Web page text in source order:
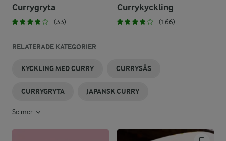
Currygryta
(33)
Currykyckling
(166)
RELATERADE KATEGORIER
KYCKLING MED CURRY CURRYSÅS
CURRYGRYTA JAPANSK CURRY
Se mer